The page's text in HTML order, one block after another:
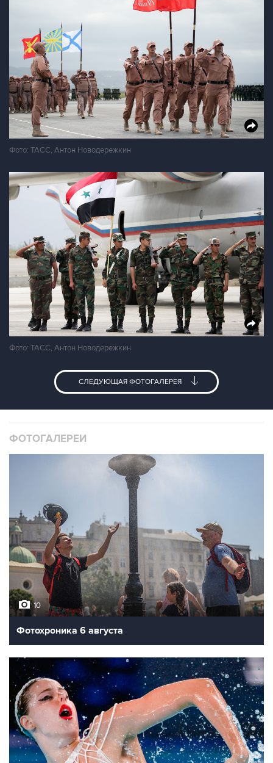
Фото: ТАСС, Антон Новодережкин
Фото: ТАСС, Антон Новодережкин
СЛЕДУЮЩАЯ ФОТОГАЛЕРЕЯ
ФОТОГАЛЕРЕИ
10
Фотохроника 6 августа